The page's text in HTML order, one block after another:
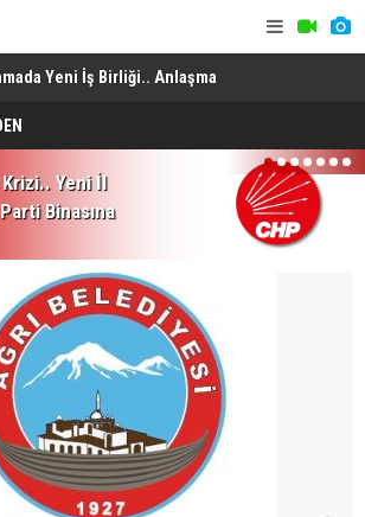
Yeni İş Birliği.. Anlaşma
Zirvede İmzalandı!
Krizi.. Yeni İl
Binasına
1 2 3 4 5 6 7